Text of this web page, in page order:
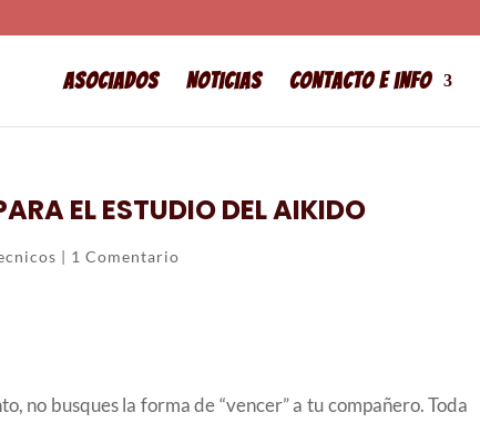
Asociados Noticias Contacto e info
EL ESTUDIO DEL AIKIDO
| 1 Comentario
no busques la forma de “vencer” a tu compañero. Toda